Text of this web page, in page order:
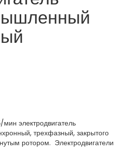
электродвигатель
трехфазный, закрытого
ротором. Электродвигатели